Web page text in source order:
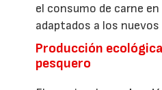
el consumo de carne
adaptados a los
Producción
pesquero